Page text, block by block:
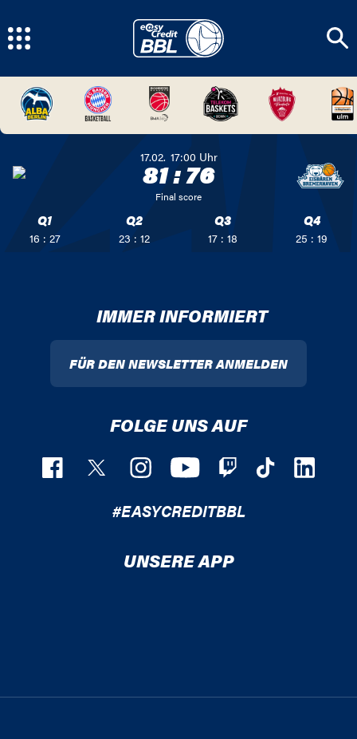
17.02. 17:00 Uhr
81:76
Final score
Q1
16 : 27
Q2
23 : 12
Q3
17 : 18
Q4
25 : 19
IMMER INFORMIERT
FÜR DEN NEWSLETTER ANMELDEN
FOLGE UNS AUF
#EASYCREDITBBL
UNSERE APP